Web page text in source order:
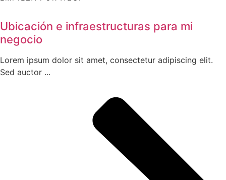
Ubicación e infraestructuras para mi
negocio
Lorem ipsum dolor sit amet, consectetur adipiscing elit.
Sed auctor ...